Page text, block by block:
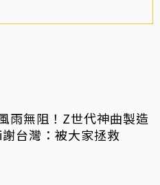
雨無阻！Z世代神曲製造
台灣：被大家拯救